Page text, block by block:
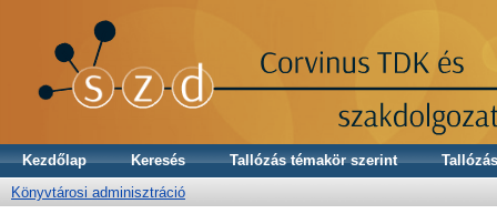
Kezdőlap Keresés Tallózás témakör szerint
Könyvtárosi adminisztráció